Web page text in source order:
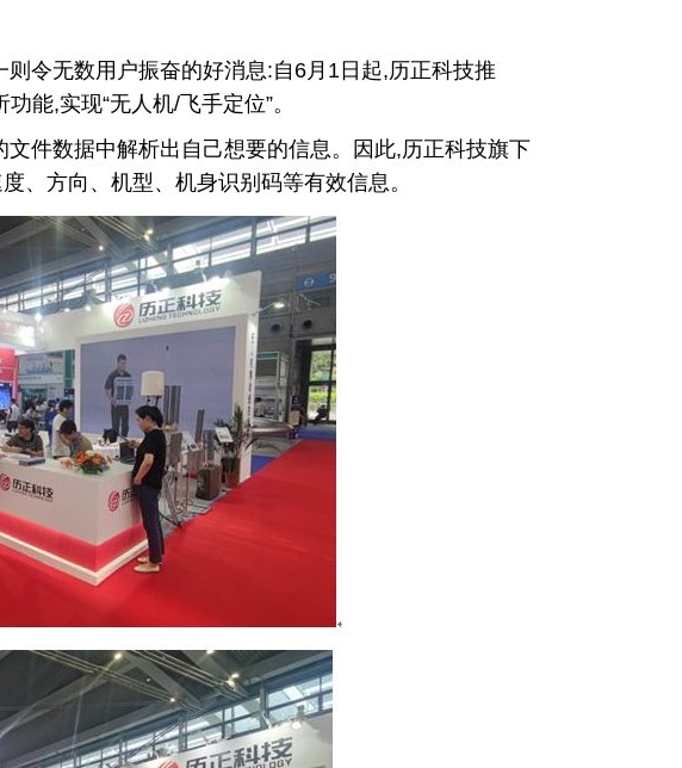
令无数用户振奋的好消息:自6月1日起,历正科技推
能,实现“无人机/飞手定位”。
件数据中解析出自己想要的信息。因此,历正科技旗下
、方向、机型、机身识别码等有效信息。